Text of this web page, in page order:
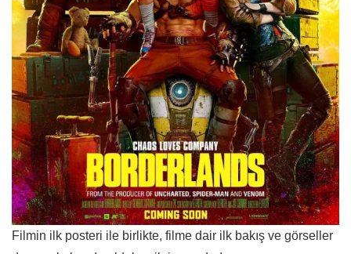
Filmin ilk posteri ile birlikte, filme dair ilk bakış ve görseller